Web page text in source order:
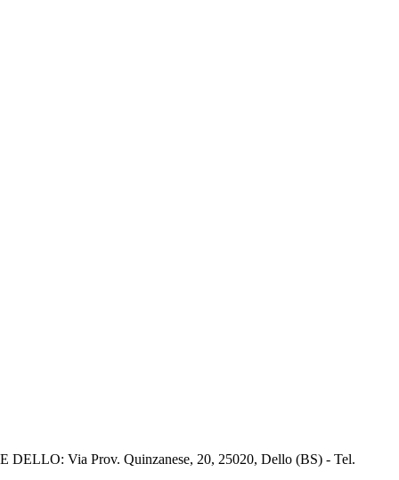
DELLO: Via Prov. Quinzanese, 20, 25020, Dello (BS) - Tel.